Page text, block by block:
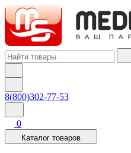
8(800)302-77-53
0
Каталог товаров